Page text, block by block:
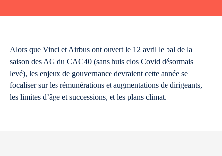
Alors que Vinci et Airbus ont ouvert le 12 avril le bal de la
saison des AG du CAC40 (sans huis clos Covid désormais
levé), les enjeux de gouvernance devraient cette année se
focaliser sur les rémunérations et augmentations de dirigeants,
les limites d’âge et successions, et les plans climat.